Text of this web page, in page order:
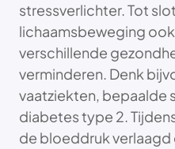
stressverlichter. Tot
lichaamsbeweging
verschillende
verminderen. Denk
vaatziekten, bepaalde
diabetes type 2.
de bloeddruk verlaagd